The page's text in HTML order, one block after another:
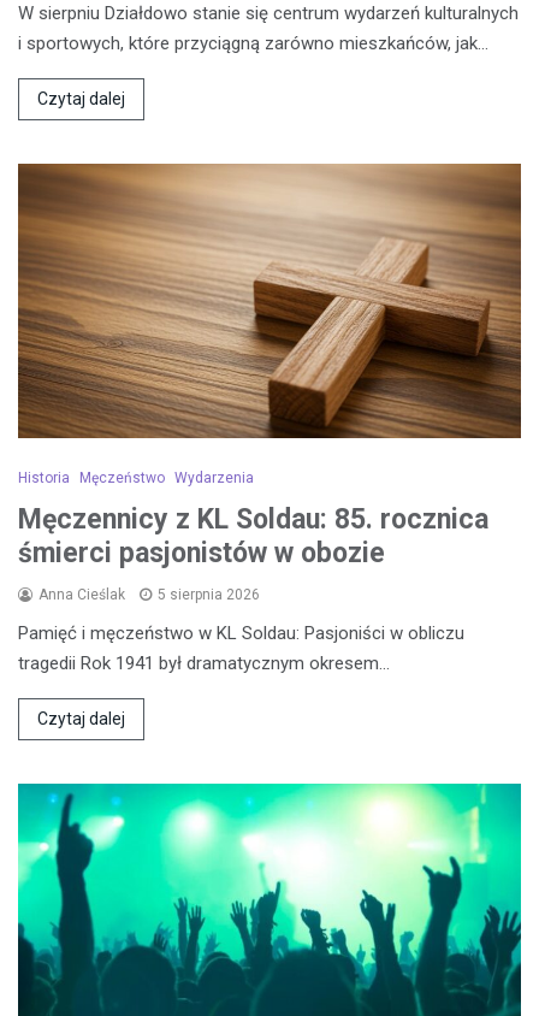
W sierpniu Działdowo stanie się centrum wydarzeń kulturalnych
i sportowych, które przyciągną zarówno mieszkańców, jak…
Czytaj dalej
Historia Męczeństwo Wydarzenia
Męczennicy z KL Soldau: 85. rocznica
śmierci pasjonistów w obozie
Anna Cieślak 5 sierpnia 2026
Pamięć i męczeństwo w KL Soldau: Pasjoniści w obliczu
tragedii Rok 1941 był dramatycznym okresem…
Czytaj dalej